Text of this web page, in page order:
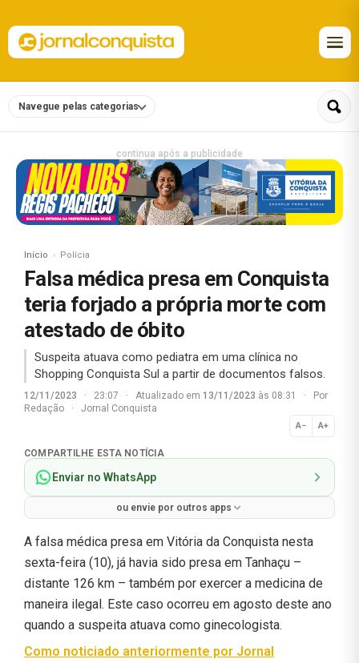
Navegue pelas categorias
continua após a publicidade
Início Polícia
Falsa médica presa em Conquista
teria forjado a própria morte com
atestado de óbito
Suspeita atuava como pediatra em uma clínica no
Shopping Conquista Sul a partir de documentos falsos.
12/11/2023 · 23:07 · Atualizado em 13/11/2023 às 08:31 ·
Por
Redação
· Jornal Conquista
A− A+
Normal
COMPARTILHE ESTA NOTÍCIA
Enviar no WhatsApp
ou envie por outros apps
A falsa médica presa em Vitória da Conquista nesta
sexta-feira (10), já havia sido presa em Tanhaçu –
distante 126 km – também por exercer a medicina de
maneira ilegal. Este caso ocorreu em agosto deste ano
quando a suspeita atuava como ginecologista.
Como noticiado anteriormente por Jornal